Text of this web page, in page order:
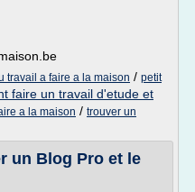
travail a faire a la maison / petit
faire un travail d'etude et
a la maison / trouver un
un Blog Pro et le